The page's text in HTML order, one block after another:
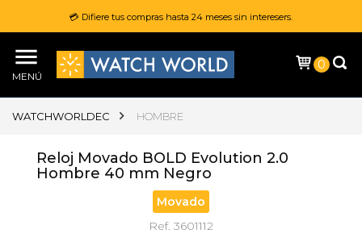
💳 Difiere tus compras hasta 24 meses sin interesers.
MENÚ
0
WATCHWORLDEC HOMBRE
Reloj Movado BOLD Evolution 2.0
Hombre 40 mm Negro
Movado
Ref. 3601112